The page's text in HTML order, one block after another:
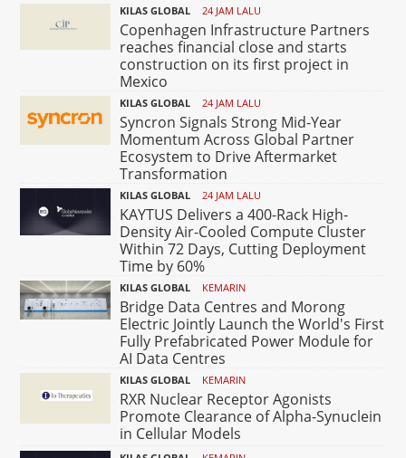
KILAS GLOBAL 24 JAM LALU
Copenhagen Infrastructure Partners
reaches financial close and starts
construction on its first project in
Mexico
KILAS GLOBAL 24 JAM LALU
Syncron Signals Strong Mid-Year
Momentum Across Global Partner
Ecosystem to Drive Aftermarket
Transformation
KILAS GLOBAL 24 JAM LALU
KAYTUS Delivers a 400-Rack High-
Density Air-Cooled Compute Cluster
Within 72 Days, Cutting Deployment
Time by 60%
KILAS GLOBAL KEMARIN
Bridge Data Centres and Morong
Electric Jointly Launch the World's First
Fully Prefabricated Power Module for
AI Data Centres
KILAS GLOBAL KEMARIN
RXR Nuclear Receptor Agonists
Promote Clearance of Alpha-Synuclein
in Cellular Models